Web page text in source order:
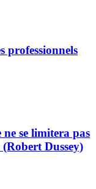
professionnels
se limitera pas
Dussey)